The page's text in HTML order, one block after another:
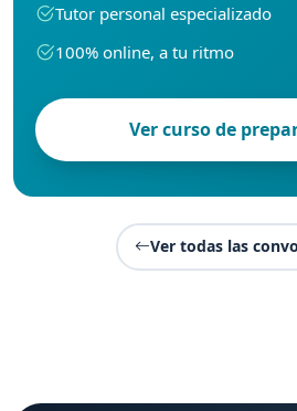
Tutor personal especializado
100% online, a tu ritmo
Ver curso de
Ver todas las